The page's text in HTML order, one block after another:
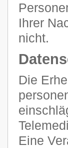
Ihrer
nicht.
Die
Eine